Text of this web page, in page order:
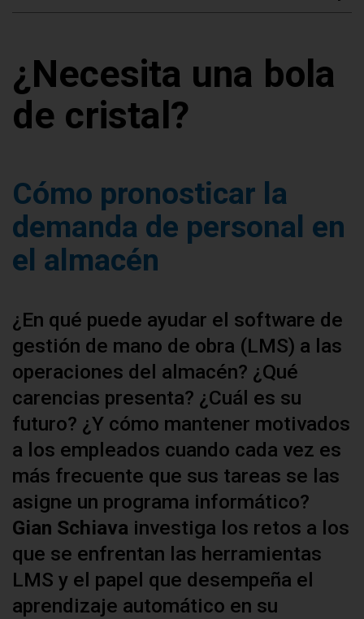
¿Necesita una bola
de cristal?
Cómo pronosticar la
demanda de personal en
el almacén
¿En qué puede ayudar el software de
gestión de mano de obra (LMS) a las
operaciones del almacén? ¿Qué
carencias presenta? ¿Cuál es su
futuro? ¿Y cómo mantener motivados
a los empleados cuando cada vez es
más frecuente que sus tareas se las
asigne un programa informático?
Gian Schiava investiga los retos a los
que se enfrentan las herramientas
LMS y el papel que desempeña el
aprendizaje automático en su